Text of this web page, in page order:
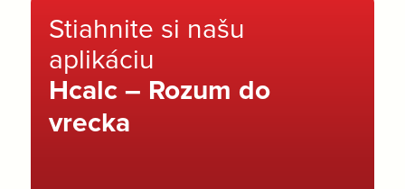
Stiahnite si našu
aplikáciu
Hcalc – Rozum do
vrecka